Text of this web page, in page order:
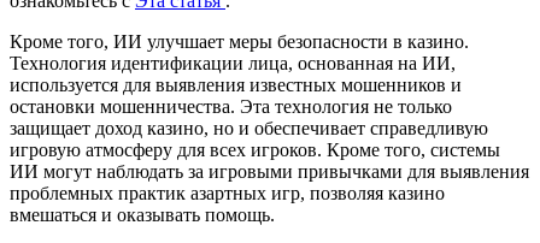
Кроме того, ИИ улучшает меры безопасности в казино.
Технология идентификации лица, основанная на ИИ,
используется для выявления известных мошенников и
остановки мошенничества. Эта технология не только
защищает доход казино, но и обеспечивает справедливую
игровую атмосферу для всех игроков. Кроме того, системы
ИИ могут наблюдать за игровыми привычками для выявления
проблемных практик азартных игр, позволяя казино
вмешаться и оказывать помощь.